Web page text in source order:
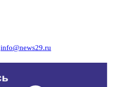
info@news29.ru